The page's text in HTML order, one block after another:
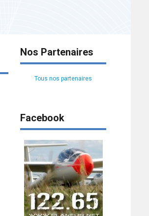
Nos Partenaires
Tous nos partenaires
Facebook